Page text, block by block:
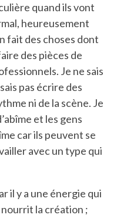
quand ils vont
heureusement
fait des choses dont
des pièces de
Je ne sais
pas écrire des
ni de la scène. Je
et les gens
car ils peuvent se
avec un type qui
il y a une énergie qui
la création ;